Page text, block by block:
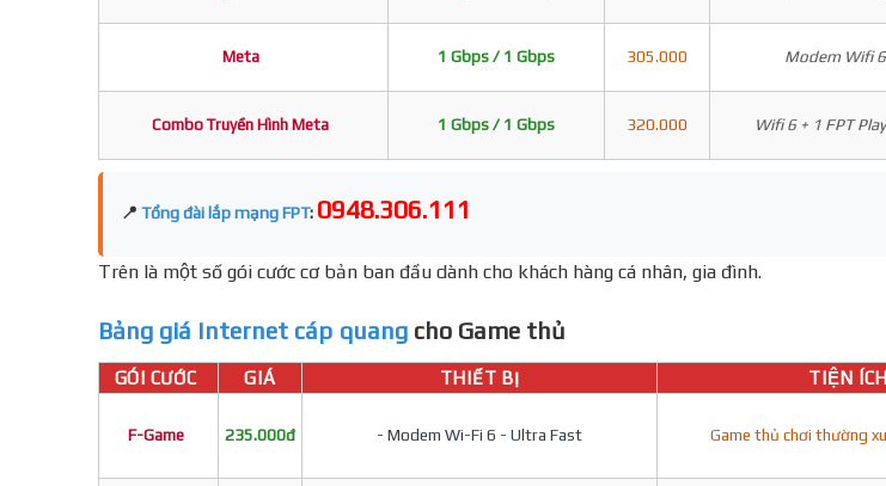
Meta 1 Gbps / 1 Gbps 305.000 Modem Wifi 6
Combo Truyền Hình Meta 1 Gbps / 1 Gbps 320.000 Wifi 6 + 1 FPT
📍 Tổng đài lắp mạng FPT: 0948.306.111
Trên là một số gói cước cơ bản ban đầu dành cho khách hàng cá nhân, gia đình.
Bảng giá Internet cáp quang cho Game thủ
GÓI CƯỚC GIÁ THIẾT BỊ TIỆN ÍCH
F-Game 235.000đ - Modem Wi-Fi 6 - Ultra Fast Game thủ chơi thường